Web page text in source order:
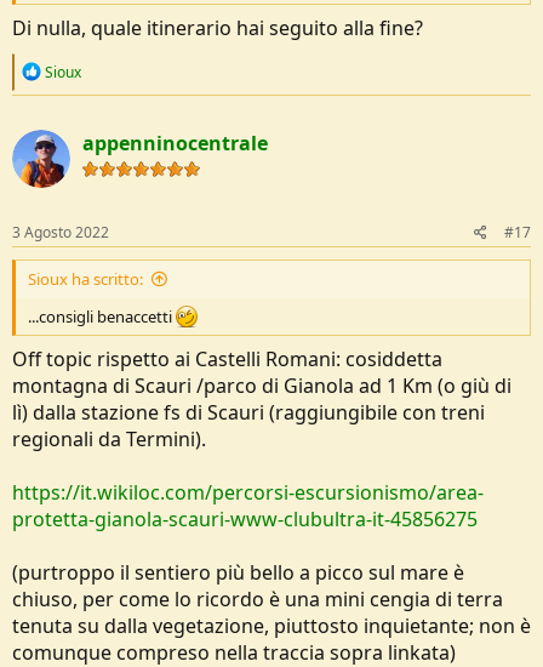
Grazie ad Appennino e Southrim per i consigli.
tuffi! consigli benaccetti
Di nulla, quale itinerario hai seguito alla fine?
R
c
t
i
o
s
:
Sioux
appenninocentrale
3 Agosto 2022 #17
Sioux ha scritto:
...consigli benaccetti
Off topic rispetto ai Castelli Romani: cosiddetta
montagna di Scauri /parco di Gianola ad 1 Km (o giù di
lì) dalla stazione fs di Scauri (raggiungibile con treni
regionali da Termini).
https://it.wikiloc.com/percorsi-escursionismo/area-
protetta-gianola-scauri-www-clubultra-it-45856275
(purtroppo il sentiero più bello a picco sul mare è
chiuso, per come lo ricordo è una mini cengia di terra
tenuta su dalla vegetazione, piuttosto inquietante; non è
comunque compreso nella traccia sopra linkata)